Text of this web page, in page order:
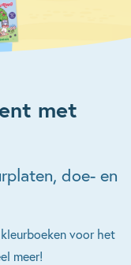
met
doe- en
voor het
meer!